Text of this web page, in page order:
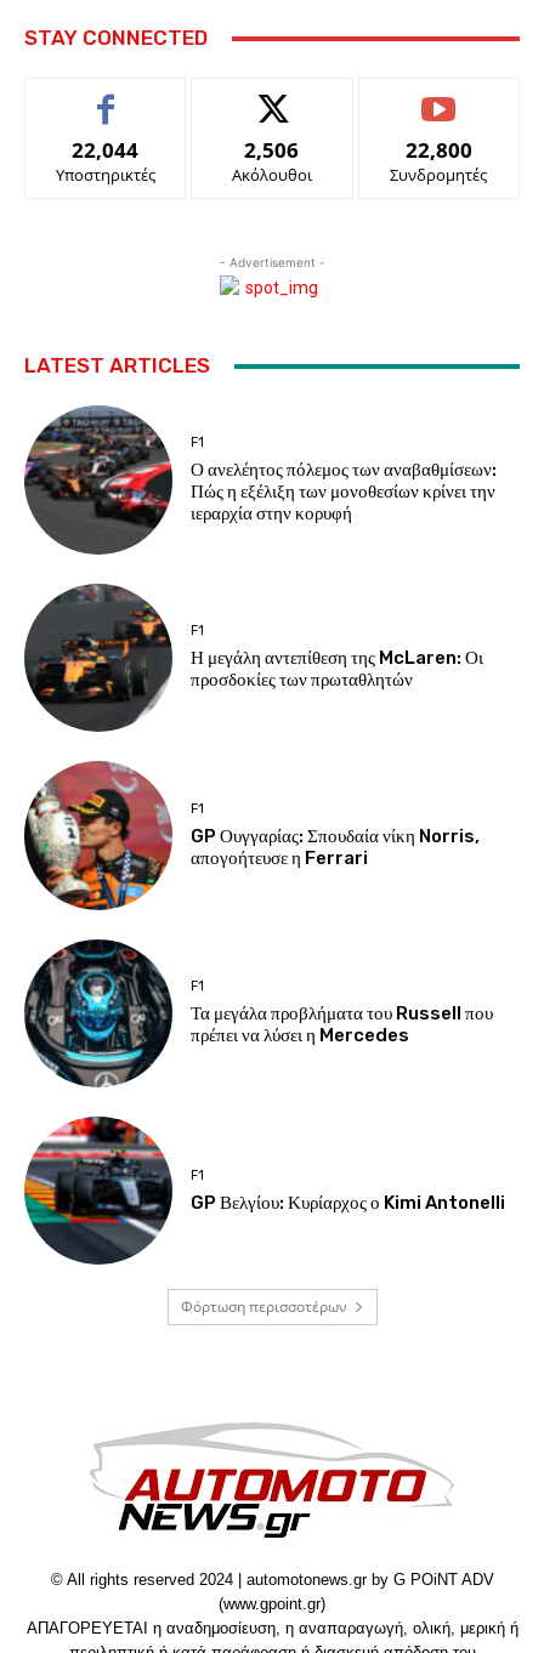
STAY CONNECTED
22,044
Υποστηρικτές
2,506
Ακόλουθοι
22,800
Συνδρομητές
- Advertisement -
LATEST ARTICLES
F1
Ο ανελέητος πόλεμος των αναβαθμίσεων:
Πώς η εξέλιξη των μονοθεσίων κρίνει την
ιεραρχία στην κορυφή
F1
Η μεγάλη αντεπίθεση της McLaren: Οι
προσδοκίες των πρωταθλητών
F1
GP Ουγγαρίας: Σπουδαία νίκη Norris,
απογοήτευσε η Ferrari
F1
Τα μεγάλα προβλήματα του Russell που
πρέπει να λύσει η Mercedes
F1
GP Βελγίου: Κυρίαρχος ο Kimi Antonelli
Φόρτωση περισσοτέρων
© All rights reserved 2024 | automotonews.gr by G POiNT ADV
(www.gpoint.gr)
ΑΠΑΓΟΡΕΥΕΤΑΙ η αναδημοσίευση, η αναπαραγωγή, ολική, μερική ή